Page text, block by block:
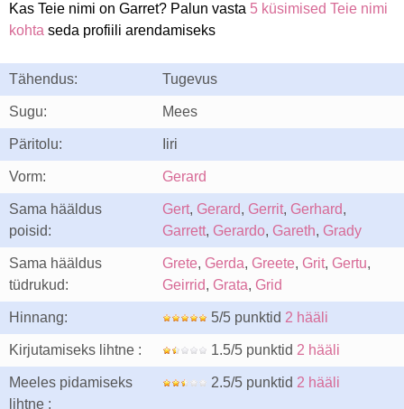
Kas Teie nimi on Garret? Palun vasta 5 küsimised Teie nimi
kohta seda profiili arendamiseks
Tähendus: Tugevus
Sugu: Mees
Päritolu: Iiri
Vorm: Gerard
Sama hääldus
poisid:
Gert, Gerard, Gerrit, Gerhard,
Garrett, Gerardo, Gareth, Grady
Sama hääldus
tüdrukud:
Grete, Gerda, Greete, Grit, Gertu,
Geirrid, Grata, Grid
Hinnang: 5/5 punktid 2 hääli
Kirjutamiseks lihtne : 1.5/5 punktid 2 hääli
Meeles pidamiseks
lihtne :
2.5/5 punktid 2 hääli